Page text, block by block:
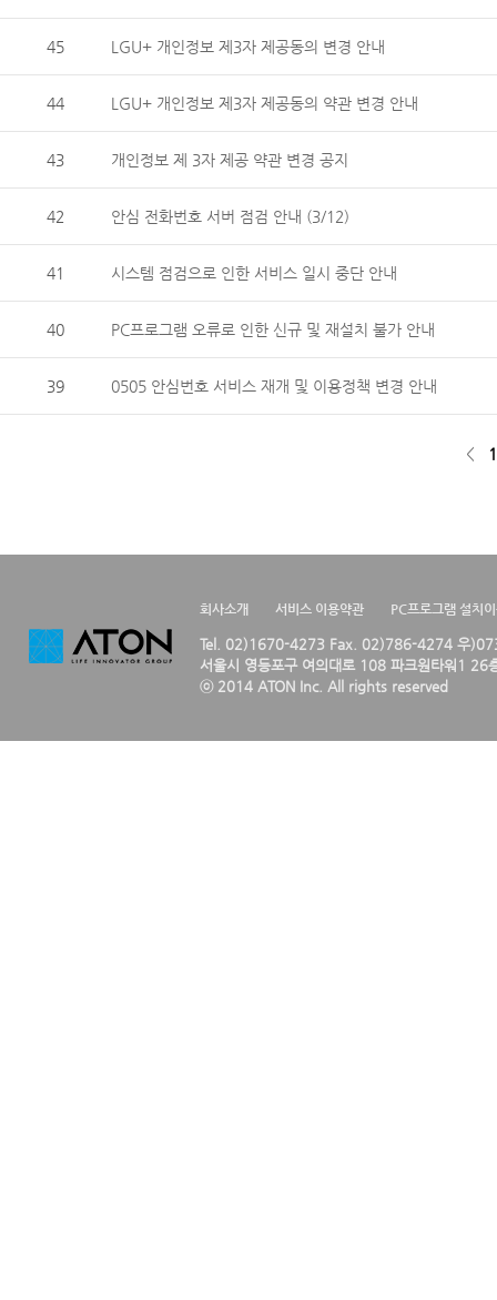
45 LGU+ 개인정보 제3자 제공동의 변경 안내
44 LGU+ 개인정보 제3자 제공동의 약관 변경 안내
43 개인정보 제 3자 제공 약관 변경 공지
42 안심 전화번호 서버 점검 안내 (3/12)
41 시스템 점검으로 인한 서비스 일시 중단 안내
40 PC프로그램 오류로 인한 신규 및 재설치 불가 안내
39 0505 안심번호 서비스 재개 및 이용정책 변경 안내
< 1
회사소개 서비스 이용약관 PC프로그램 설치
Tel. 02)1670-4273 Fax. 02)786-4274 우
서울시 영등포구 여의대로 108 파크원타워1 26
ⓒ 2014 ATON Inc. All rights reserved